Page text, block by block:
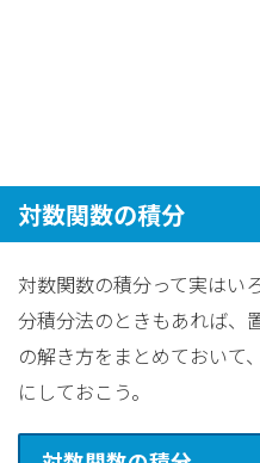
対数関数の積分
対数関数の積分って実はい
分積分法のときもあれば、
の解き方をまとめておいて
にしておこう。